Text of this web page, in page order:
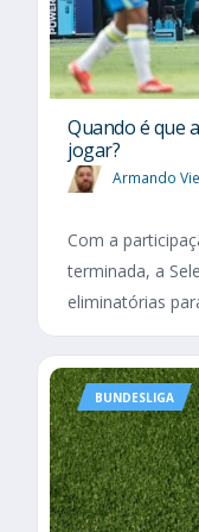
Quando é que
jogar?
Armando
Com a
terminada, a
eliminatórias
BUNDESLIGA